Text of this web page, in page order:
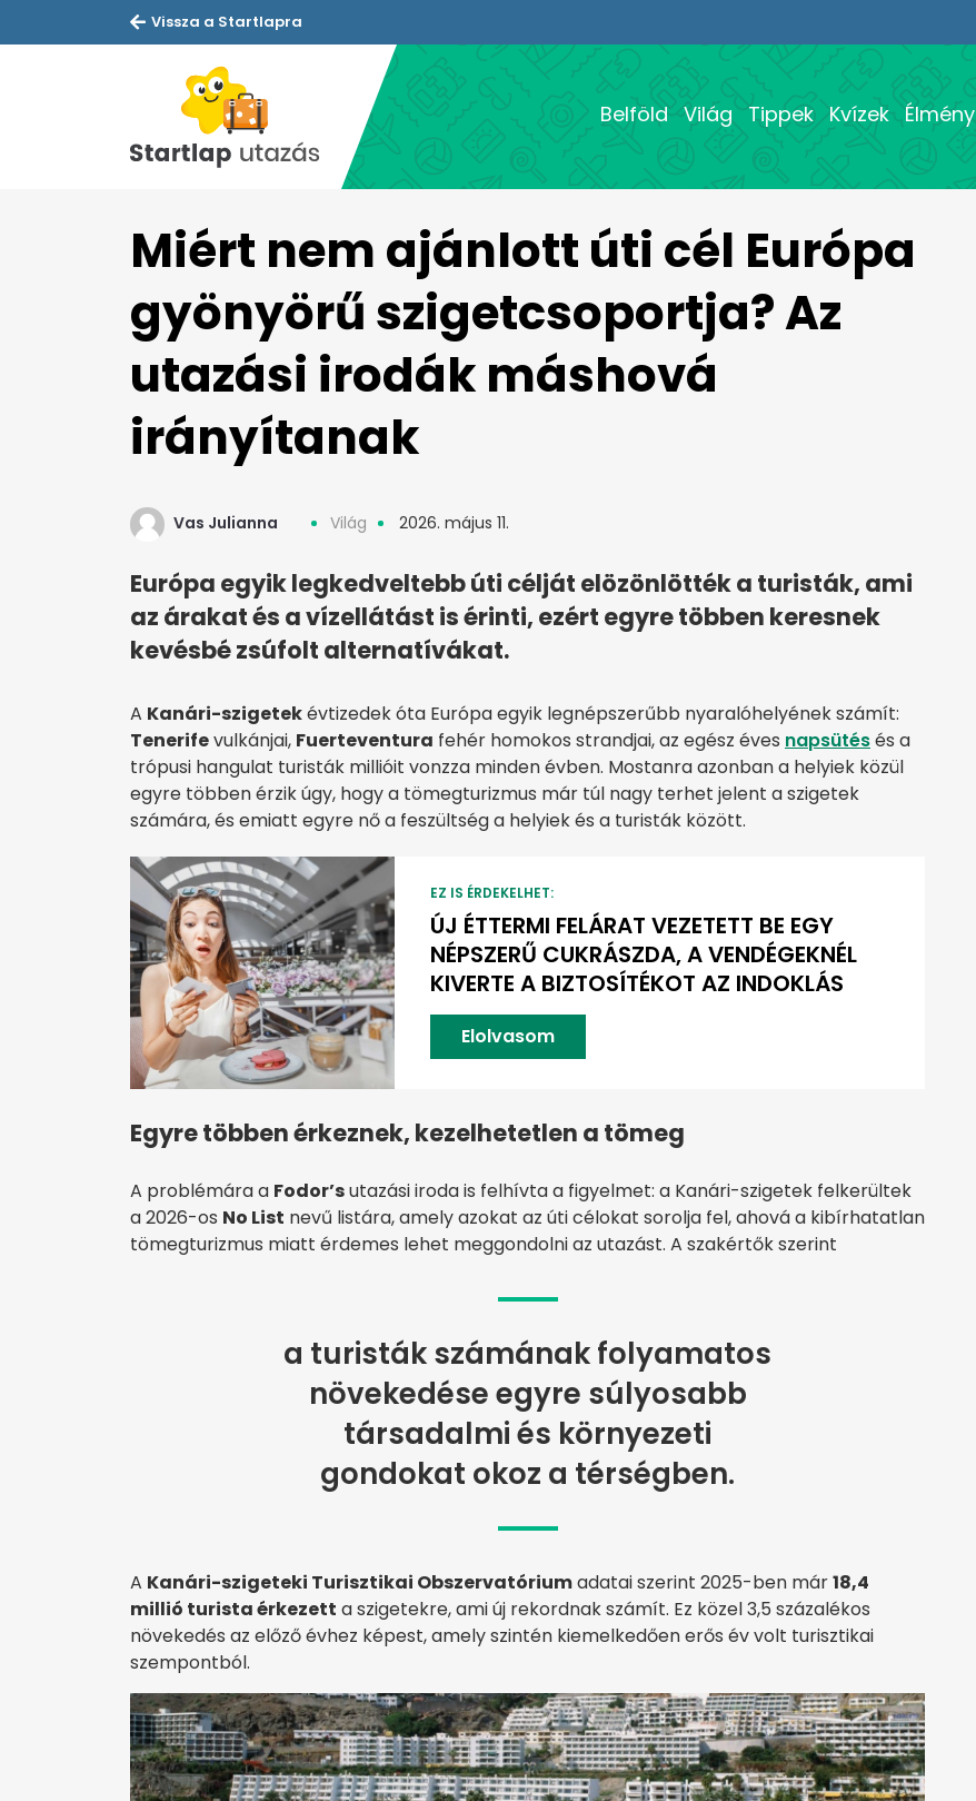
Vissza a Startlapra
Belföld Világ Tippek Kvízek Élmény
Miért nem ajánlott úti cél Európa
gyönyörű szigetcsoportja? Az
utazási irodák máshová
irányítanak
Vas Julianna Világ 2026. május 11.
Európa egyik legkedveltebb úti célját elözönlötték a turisták, ami
az árakat és a vízellátást is érinti, ezért egyre többen keresnek
kevésbé zsúfolt alternatívákat.
A Kanári-szigetekévtizedek óta Európa egyik legnépszerűbb nyaralóhelyének számít:
Tenerifevulkánjai, Fuerteventura fehér homokos strandjai, az egész éves napsütésés a
trópusi hangulat turisták millióit vonzza minden évben. Mostanra azonban a helyiek közül
egyre többen érzik úgy, hogy a tömegturizmus már túl nagy terhet jelent a szigetek
számára, és emiatt egyre nő a feszültség a helyiek és a turisták között.
EZ IS ÉRDEKELHET:
ÚJ ÉTTERMI FELÁRAT VEZETETT BE EGY
NÉPSZERŰ CUKRÁSZDA, A VENDÉGEKNÉL
KIVERTE A BIZTOSÍTÉKOT AZ INDOKLÁS
Elolvasom
Egyre többen érkeznek, kezelhetetlen a tömeg
A problémára a Fodor’sutazási iroda is felhívta a figyelmet: a Kanári-szigetek felkerültek
a 2026-os No List nevű listára, amely azokat az úti célokat sorolja fel, ahová a kibírhatatlan
tömegturizmus miatt érdemes lehet meggondolni az utazást. A szakértők szerint
a turisták számának folyamatos
növekedése egyre súlyosabb
társadalmi és környezeti
gondokat okoz a térségben.
A Kanári-szigeteki Turisztikai Obszervatóriumadatai szerint 2025-ben már18,4
millió turista érkezett a szigetekre, ami új rekordnak számít. Ez közel 3,5 százalékos
növekedés az előző évhez képest, amely szintén kiemelkedően erős év volt turisztikai
szempontból.